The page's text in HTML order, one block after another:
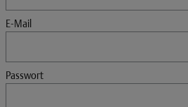
E-Mail
Passwort